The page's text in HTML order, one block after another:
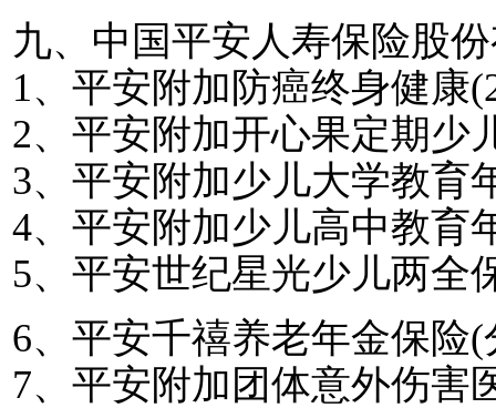
九、中国平安人寿保险股
1、平安附加防癌终身健康
2、平安附加开心果定期少
3、平安附加少儿大学教育
4、平安附加少儿高中教育
5、平安世纪星光少儿两全
6、平安千禧养老年金保险(
7、平安附加团体意外伤害